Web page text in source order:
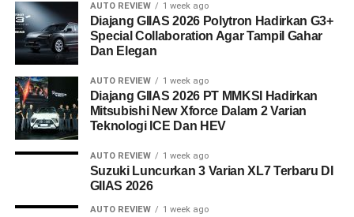
AUTO REVIEW 1 week ago
Diajang GIIAS 2026 Polytron Hadirkan G3+
Special Collaboration Agar Tampil Gahar
Dan Elegan
AUTO REVIEW 1 week ago
Diajang GIIAS 2026 PT MMKSI Hadirkan
Mitsubishi New Xforce Dalam 2 Varian
Teknologi ICE Dan HEV
AUTO REVIEW 1 week ago
Suzuki Luncurkan 3 Varian XL7 Terbaru DI
GIIAS 2026
AUTO REVIEW 1 week ago